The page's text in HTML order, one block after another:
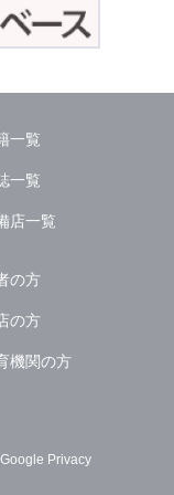
一覧
一覧
店一覧
の方
の方
機関の方
Privacy